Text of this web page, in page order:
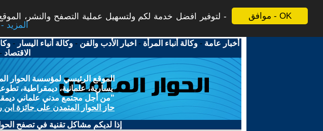
موافق - OK
لتوفير افضل خدمة لكم ولتسهيل عملية التصفح والنشر،
More info - المزيد
أخبار عامة -وكالة أنباء المرأة - اخبار الأدب والفن -وكالة أنباء اليسار -
الاقتصاد -
الموقع الرئيسي لمؤسسة الحوار
يسارية، علمانية، ديمقراطية،
"من أجل مجتمع مدني علماني
حاز الحوار المتمدن على جائزة ابن
إذا لديكم مشاكل تقنية في تصفح